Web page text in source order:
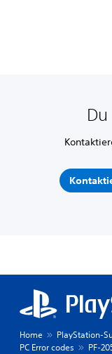
Home PlayStation-
PC Error codes
PF-